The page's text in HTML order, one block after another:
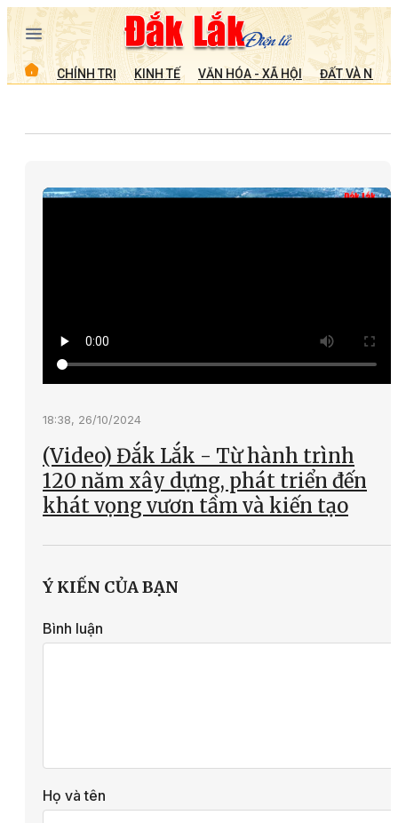
CHÍNH TRỊ KINH TẾ VĂN HÓA - XÃ HỘI ĐẤT VÀ
18:38, 26/10/2024
(Video) Đắk Lắk - Từ hành trình
120 năm xây dựng, phát triển đến
khát vọng vươn tầm và kiến tạo
Ý KIẾN CỦA BẠN
Bình luận
Họ và tên